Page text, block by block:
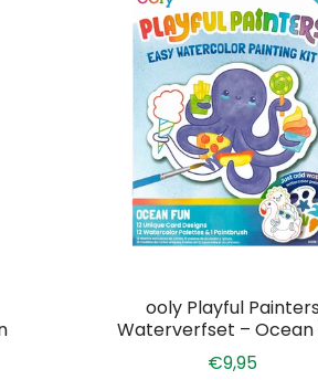
voor creatieve kids. Snelle
ooly Playful Painters
Waterverfset – Ocean
€9,95